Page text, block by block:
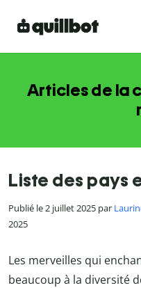
Articles de la
Liste des pays
Publié le 2 juillet 2025 par
2025
Les merveilles qui
beaucoup à la diversité